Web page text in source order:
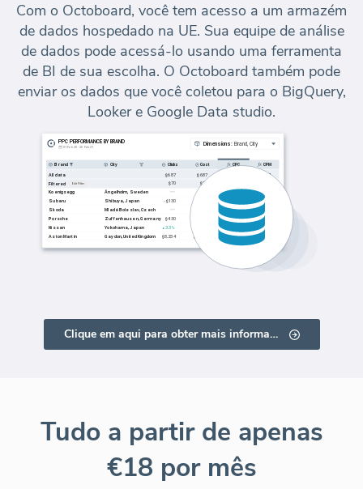
Com o Octoboard, você tem acesso a um armazém
de dados hospedado na UE. Sua equipe de análise
de dados pode acessá-lo usando uma ferramenta
de BI de sua escolha. O Octoboard também pode
enviar os dados que você coletou para o BigQuery,
Looker e Google Data studio.
Clique em aqui para obter mais informações
Tudo a partir de apenas
€18 por mês